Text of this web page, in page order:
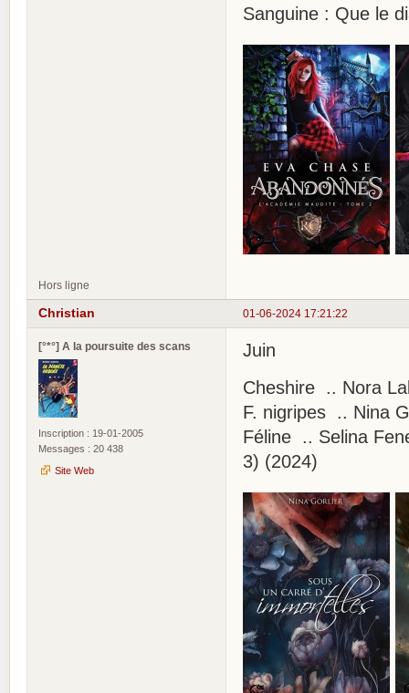
Sanguine : Que le
Hors ligne
01-06-2024 17:21:22
Christian
[°*°] A la poursuite des scans
Inscription : 19-01-2005
Messages : 20 438
Site Web
Juin
Cheshire .. Nora
F. nigripes .. Nina
Féline .. Selina
3) (2024)